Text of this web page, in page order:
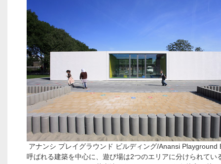
アナンシ プレイグラウンド ビルディング/Anansi Playground
呼ばれる建築を中心に、遊び場は2つのエリアに分けられてい